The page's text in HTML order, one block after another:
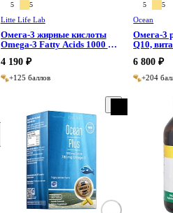
5 5
Litte Life Lab
Омега-3 жирные кислоты
Omega-3 Fatty Acids 1000 мг,
4 190 ₽
+125 баллов
ДО
5 5
Ocean
Омега-3
Q10,
6 800 ₽
+204